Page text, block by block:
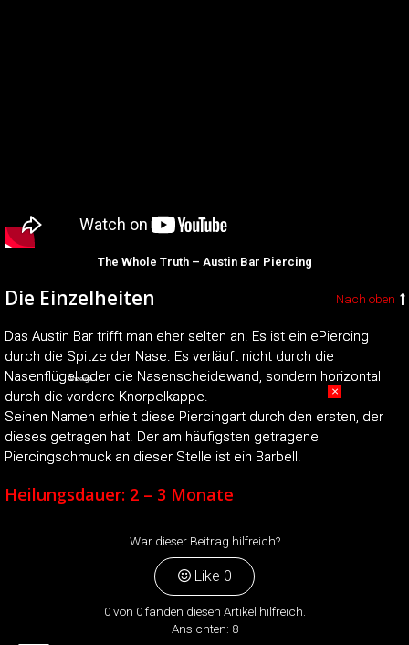
The Whole Truth – Austin Bar Piercing
Die Einzelheiten Nach oben
Das Austin Bar trifft man eher selten an. Es ist ein ePiercing
durch die Spitze der Nase. Es verläuft nicht durch die
Nasenflügel oder die Nasenscheidewand, sondern horizontal
durch die vordere Knorpelkappe.
Seinen Namen erhielt diese Piercingart durch den ersten, der
dieses getragen hat. Der am häufigsten getragene
Piercingschmuck an dieser Stelle ist ein Barbell.
Heilungsdauer: 2 – 3 Monate
War dieser Beitrag hilfreich?
Like 0
0 von 0 fanden diesen Artikel hilfreich.
Ansichten: 8
Anzeige
×